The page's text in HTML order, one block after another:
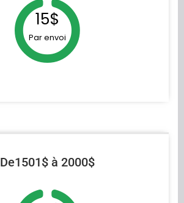
15$
Par envoi
De1501$ à 2000$